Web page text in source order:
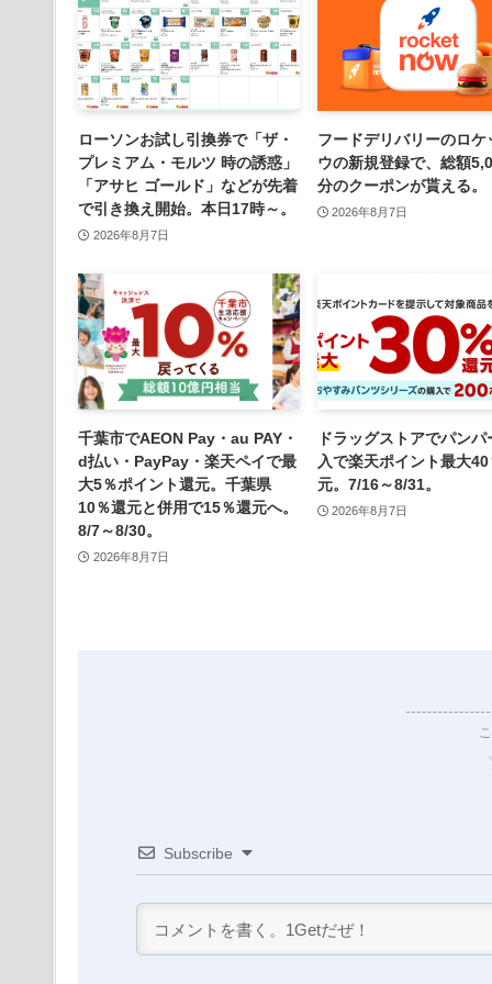
ローソンお試し引換券で「ザ・
プレミアム・モルツ 時の誘惑」
「アサヒ ゴールド」などが先着
で引き換え開始。本日17時～。
2026年8月7日
フードデリバリーのロケ
ウの新規登録で、総額
分のクーポンが貰える。
2026年8月7日
千葉市でAEON Pay・au PAY・
d払い・PayPay・楽天ペイで最
大5％ポイント還元。千葉県
10％還元と併用で15％還元へ。
8/7～8/30。
2026年8月7日
ドラッグストアでパンパ
入で楽天ポイント最大40
元。7/16～8/31。
2026年8月7日
Subscribe